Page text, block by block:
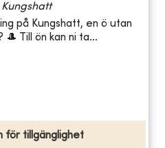
på Kungshatt, en ö utan
Till ön kan ni ta...
för tillgänglighet